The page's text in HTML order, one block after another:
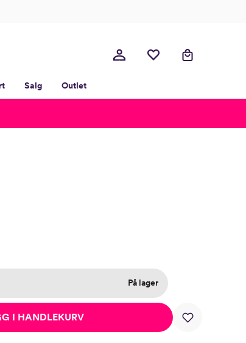
Salg Outlet
På lager
I HANDLEKURV